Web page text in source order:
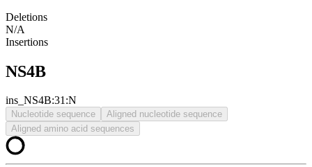
Deletions
N/A
Insertions
NS4B
ins_NS4B:31:N
Nucleotide sequence
Aligned nucleotide sequence
Aligned amino acid sequences